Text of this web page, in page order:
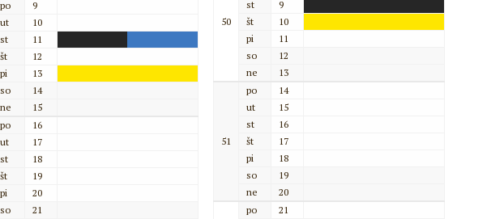
po
9
ut
10
st
11
št
12
pi
13
so
14
ne
15
po
16
ut
17
st
18
št
19
pi
20
so
21
50
st
9
št
10
pi
11
so
12
ne
13
51
po
14
ut
15
st
16
št
17
pi
18
so
19
ne
20
po
21